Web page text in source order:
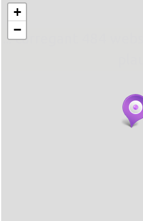
... carregant 484
+
−